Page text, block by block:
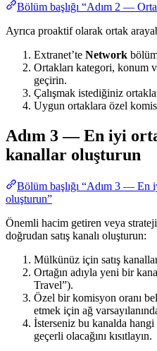
Bölüm başlığı “Adım 2 —
Ayrıca proaktif olarak ortak
Extranet’te Network
Ortakları kategori, konum
geçirin.
Çalışmak istediğiniz
Uygun ortaklara özel
Adım 3 — En iyi
kanallar oluşturun
Bölüm başlığı “Adım 3 — En
oluşturun”
Önemli hacim getiren veya
doğrudan satış kanalı oluşturun:
Mülkünüz için satış
Ortağın adıyla yeni bir
Travel”).
Özel bir komisyon oranı
etmek için ağ
İsterseniz bu kanalda
geçerli olacağını kısıtlayın.